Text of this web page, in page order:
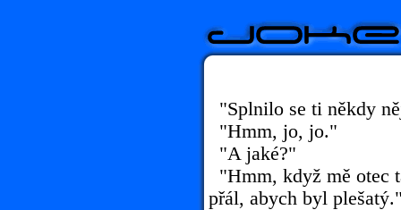
"Splnilo se ti někdy
"Hmm, jo, jo."
"A jaké?"
"Hmm, když mě otec
přál, abych byl